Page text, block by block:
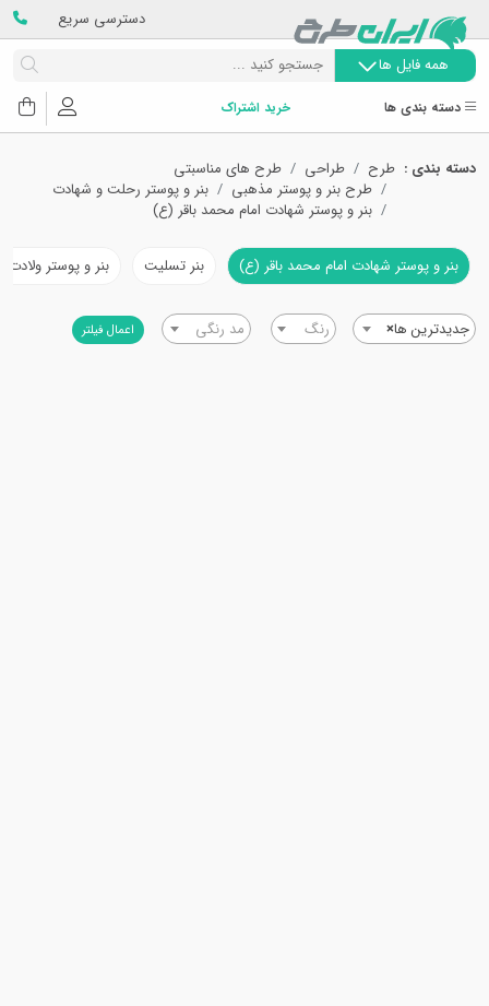
دسترسی سریع
همه فایل ها
دسته بندی ها خرید اشتراک
دسته بندی : طرح طراحی
طرح های مناسبتی
طرح بنر و پوستر مذهبی
بنر و پوستر رحلت و شهادت
بنر و پوستر شهادت امام محمد باقر (ع)
بنر و پوستر شهادت امام محمد باقر (ع) بنر تسلیت بنر و پوستر
×جدیدترین ها رنگ مد رنگی اعمال فیلتر